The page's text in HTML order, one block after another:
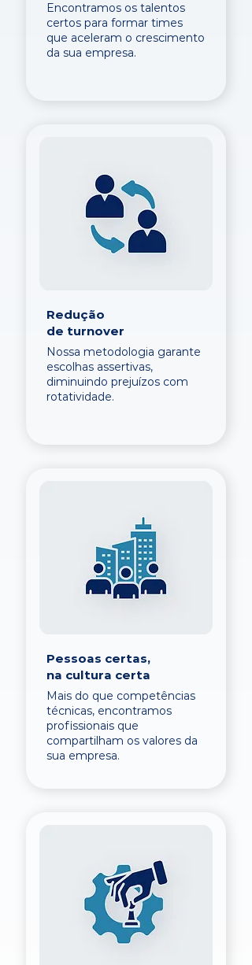
Encontramos os talentos
certos para formar times
que aceleram o crescimento
da sua empresa.
Redução
de turnover
Nossa metodologia garante
escolhas assertivas,
diminuindo prejuízos com
rotatividade.
Pessoas certas,
na cultura certa
Mais do que competências
técnicas, encontramos
profissionais que
compartilham os valores da
sua empresa.